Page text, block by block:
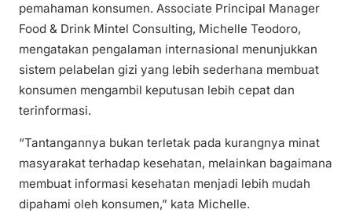
pemahaman konsumen. Associate Principal Manager
Food & Drink Mintel Consulting, Michelle Teodoro,
mengatakan pengalaman internasional menunjukkan
sistem pelabelan gizi yang lebih sederhana membuat
konsumen mengambil keputusan lebih cepat dan
terinformasi.
“Tantangannya bukan terletak pada kurangnya minat
masyarakat terhadap kesehatan, melainkan bagaimana
membuat informasi kesehatan menjadi lebih mudah
dipahami oleh konsumen,” kata Michelle.